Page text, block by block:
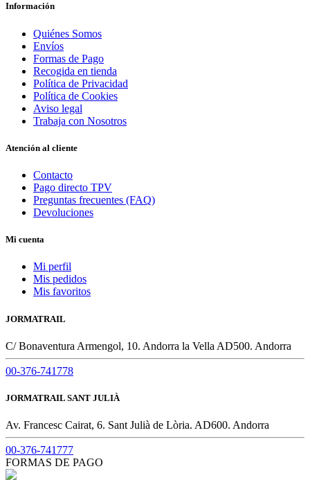
Información
Quiénes Somos
Envíos
Formas de Pago
Recogida en tienda
Política de Privacidad
Política de Cookies
Aviso legal
Trabaja con Nosotros
Atención al cliente
Contacto
Pago directo TPV
Preguntas frecuentes (FAQ)
Devoluciones
Mi cuenta
Mi perfil
Mis pedidos
Mis favoritos
JORMATRAIL
C/ Bonaventura Armengol, 10. Andorra la Vella AD500. Andorra
00-376-741778
JORMATRAIL SANT JULIÀ
Av. Francesc Cairat, 6. Sant Julià de Lòria. AD600. Andorra
00-376-741777
FORMAS DE PAGO